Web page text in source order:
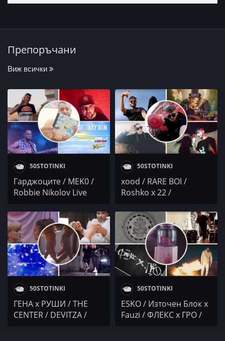
Препоръчани
Виж всички
50STOTINKI
Гарджоците / MEK0 /
Robbie Nikolov Live
Genius
50STOTINKI
xood / RARE BOI /
Roshko x 22 /
Васко
50STOTINKI
ГЕНА x РУШИ / THE
CENTER / DEVITZA /
50STOTINKI
ESKO / Източен Блок x
Fauzi / ФЛЕКС х ГРО /